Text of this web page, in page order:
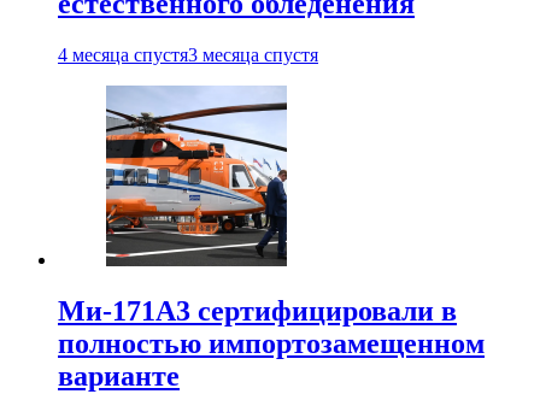
4 месяца спустя3 месяца спустя
Ми-171А3 сертифицировали в
полностью импортозамещенном
варианте